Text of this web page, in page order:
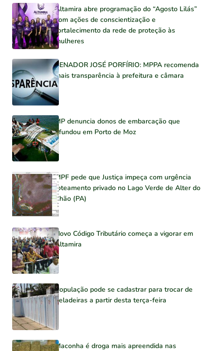
Altamira abre programação do “Agosto Lilás”
com ações de conscientização e
fortalecimento da rede de proteção às
mulheres
SENADOR JOSÉ PORFÍRIO: MPPA recomenda
mais transparência à prefeitura e câmara
MP denuncia donos de embarcação que
afundou em Porto de Moz
MPF pede que Justiça impeça com urgência
loteamento privado no Lago Verde de Alter do
Chão (PA)
Novo Código Tributário começa a vigorar em
Altamira
População pode se cadastrar para trocar de
geladeiras a partir desta terça-feira
Maconha é droga mais apreendida nas